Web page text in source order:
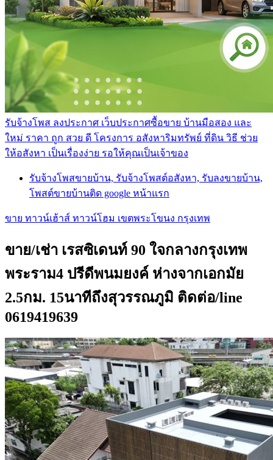
รับจ้างโพส ลงประกาศ เว็บประกาศซื้อขาย บ้านมือสอง และ
ใหม่ ราคา ถูก สวย ดี โครงการ อสังหาริมทรัพย์ ที่ดิน วิธี ช่วย
ให้อสังหา เป็นเรื่องง่าย รอให้คุณเป็นเจ้าของ
รับจ้างโพสขายบ้าน, รับจ้างโพสต์อสังหา, รับลงขายบ้าน,
โพสต์ขายบ้านติด google หน้าแรก
ขาย ทาวน์เฮ้าส์ ทาวน์โฮม เขตพระโขนง กรุงเทพ
ขาย/เช่า เรสซิเดนท์ 90 ใจกลางกรุงเทพ
พระราม4 ปรีดีพนมยงค์ ห่างจากเอกมัย
2.5กม. 15นาทีถึงสุวรรณภูมิ ติดต่อ/line
0619419639